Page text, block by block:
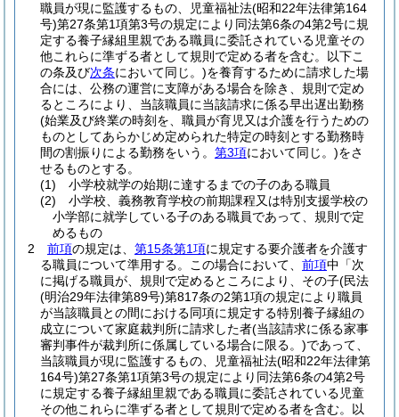
職員が現に監護するもの、児童福祉法(昭和22年法律第164
号)第27条第1項第3号の規定により同法第6条の4第2号に規
定する養子縁組里親である職員に委託されている児童その
他これらに準ずる者として規則で定める者を含む。以下こ
の条及び次条において同じ。)を養育するために請求した場
合には、公務の運営に支障がある場合を除き、規則で定め
るところにより、当該職員に当該請求に係る早出遅出勤務
(始業及び終業の時刻を、職員が育児又は介護を行うための
ものとしてあらかじめ定められた特定の時刻とする勤務時
間の割振りによる勤務をいう。 第3項において同じ。)をさ
せるものとする。
(1)
小学校就学の始期に達するまでの子のある職員
(2)
小学校、義務教育学校の前期課程又は特別支援学校の
小学部に就学している子のある職員であって、規則で定
めるもの
2
前項の規定は、 第15条第1項に規定する要介護者を介護す
る職員について準用する。
この場合において、 前項中「次
に掲げる職員が、規則で定めるところにより、その子(民法
(明治29年法律第89号)第817条の2第1項の規定により職員
が当該職員との間における同項に規定する特別養子縁組の
成立について家庭裁判所に請求した者(当該請求に係る家事
審判事件が裁判所に係属している場合に限る。)であって、
当該職員が現に監護するもの、児童福祉法(昭和22年法律第
164号)第27条第1項第3号の規定により同法第6条の4第2号
に規定する養子縁組里親である職員に委託されている児童
その他これらに準ずる者として規則で定める者を含む。以